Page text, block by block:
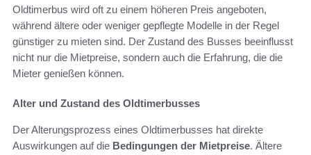
Oldtimerbus wird oft zu einem höheren Preis angeboten,
während ältere oder weniger gepflegte Modelle in der Regel
günstiger zu mieten sind. Der Zustand des Busses beeinflusst
nicht nur die Mietpreise, sondern auch die Erfahrung, die die
Mieter genießen können.
Alter und Zustand des Oldtimerbusses
Der Alterungsprozess eines Oldtimerbusses hat direkte
Auswirkungen auf die Bedingungen der Mietpreise. Ältere